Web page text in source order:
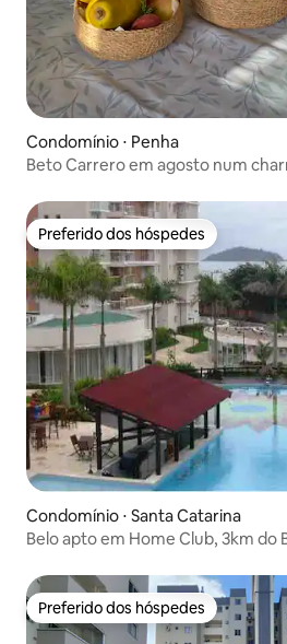
Condomínio ⋅ Penha
Beto
Preferido dos hóspedes
Preferido dos hóspedes
Condomínio ⋅ Santa Catarina
Belo apto em Home Club, 3km do
Preferido dos hóspedes
Preferido dos hóspedes